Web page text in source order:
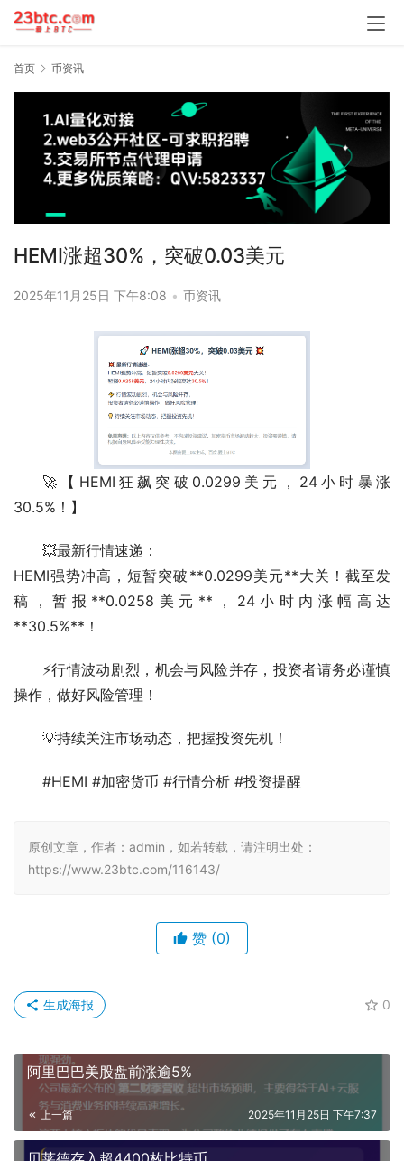
首页 币资讯
HEMI涨超30%，突破0.03美元
2025年11月25日 下午8:08 • 币资讯
🚀【HEMI狂飙突破0.0299美元，24小时暴涨
30.5%！】
💥最新行情速递：
HEMI强势冲高，短暂突破**0.0299美元**大关！截至发
稿，暂报**0.0258美元**，24小时内涨幅高达
**30.5%**！
⚡行情波动剧烈，机会与风险并存，投资者请务必谨慎
操作，做好风险管理！
💡持续关注市场动态，把握投资先机！
#HEMI #加密货币 #行情分析 #投资提醒
原创文章，作者：admin，如若转载，请注明出处：
https://www.23btc.com/116143/
赞 (0)
0
生成海报
阿里巴巴美股盘前涨逾5%
上一篇 2025年11月25日 下午7:37